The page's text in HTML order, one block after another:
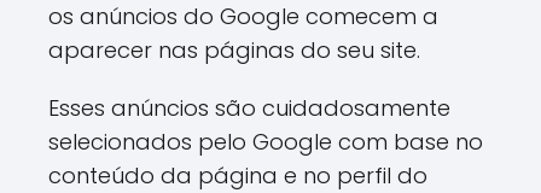
os anúncios do Google comecem a
aparecer nas páginas do seu site.
Esses anúncios são cuidadosamente
selecionados pelo Google com base no
conteúdo da página e no perfil do